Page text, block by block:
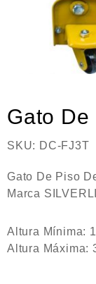
Gato De
SKU: DC-FJ3T
Gato De Piso
Marca
Altura Mínima:
Altura Máxima: